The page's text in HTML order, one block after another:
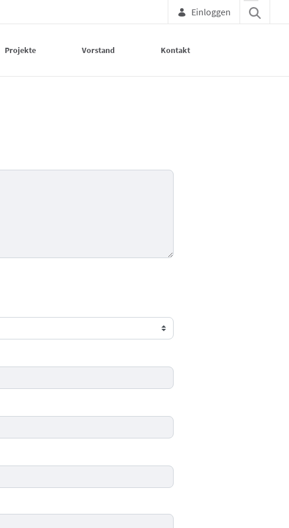
Einloggen
Projekte Vorstand Kontakt